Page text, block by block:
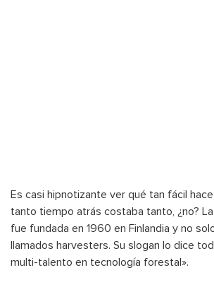
Es casi hipnotizante ver qué tan fácil
tanto tiempo atrás costaba tanto, ¿no?
fue fundada en 1960 en Finlandia y no
llamados harvesters. Su slogan lo dice
multi-talento en tecnología forestal».